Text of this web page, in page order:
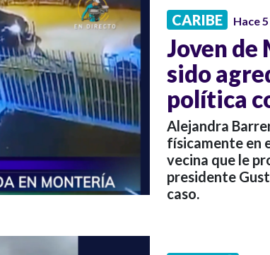
CARIBE Hace
Joven de
sido
política
Alejandra
físicamente en
vecina que le
presidente
caso.